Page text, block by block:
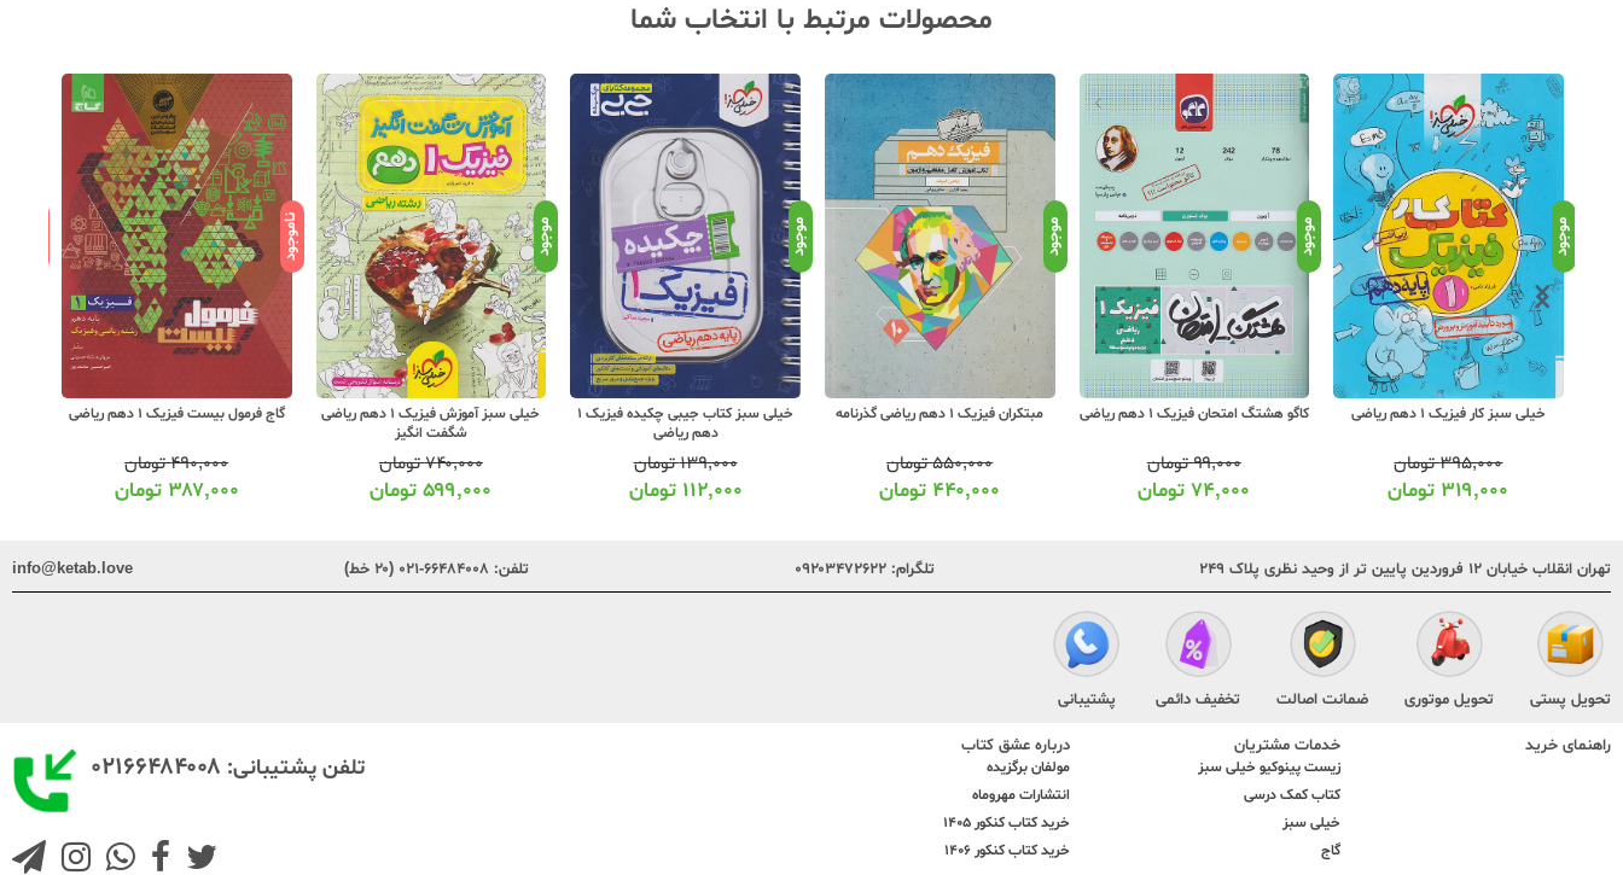
محصولات مرتبط با انتخاب شما
موجود
خیلی سبز کار فیزیک 1 دهم ریاضی
۳۹۵,۰۰۰تومان
۳۱۹,۰۰۰ تومان
موجود
کاگو هشتگ امتحان فیزیک 1 دهم ریاضی
۹۹,۰۰۰تومان
۷۴,۰۰۰تومان
موجود
مبتکران فیزیک 1 دهم ریاضی گذرنامه
۵۵۰,۰۰۰تومان
۴۴۰,۰۰۰ تومان
موجود
خیلی سبز کتاب جیبی چکیده فیزیک 1
دهم ریاضی
۱۳۹,۰۰۰تومان
۱۱۲,۰۰۰ تومان
موجود
خیلی سبز آموزش فیزیک 1 دهم ریاضی
شگفت انگیز
۷۴۰,۰۰۰تومان
۵۹۹,۰۰۰تومان
ناموجود
گاج فرمول بیست فیزیک 1 دهم ریاضی
۴۹۰,۰۰۰تومان
۳۸۷,۰۰۰ تومان
تهران انقلاب خیابان ۱۲ فروردین پایین تر از وحید نظری پلاک ۲۴۹ تلگرام: ۰۹۲۰۳۴۷۲۶۲۲ تلفن: ۶۶۴۸۴۰۰۸-۰۲۱ (۲۰ خط) info@ketab.love
تحویل پستی تحویل موتوری ضمانت اصالت تخفیف دائمی پشتیبانی
راهنمای خرید خدمات مشتریان
زیست پینوکیو خیلی سبز
کتاب کمک درسی
خیلی سبز
گاج
درباره عشق کتاب
مولفان برگزیده
انتشارات مهروماه
خرید کتاب کنکور 1405
خرید کتاب کنکور 1406
تلفن پشتیبانی: ۰۲۱۶۶۴۸۴۰۰۸